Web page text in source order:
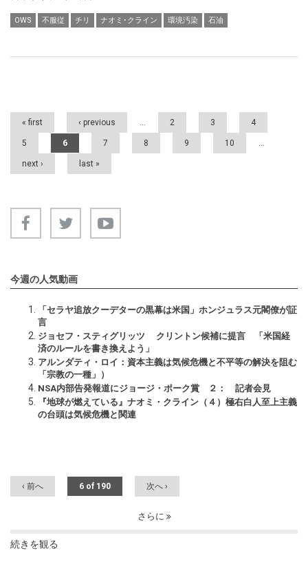
OWS 不服従 チリ ナオミ･クライン 環境汚染 石油
Pages
« first ‹ previous … 2 3 4
5 6 7 8 9 10 …
next › last »
今週の人気動画
「セラヤ追放クーデターの黒幕は米国」ホンジュラス元閣僚が証
言
ジョセフ・スティグリッツ クリントン候補に提言 「米国経
済のルールを書き換えよう」
アルンダティ・ロイ：資本主義は気候危機と不平等の解決を阻む
「宗教の一種」）
NSA内部告発報道にジョージ・ポーク賞 ２： 記者会見
『地球が燃えている』ナオミ・クライン（４）極右白人至上主義
の台頭は気候危機と関連
‹ 前へ 6 of 190 次へ ›
さらに
続きを観る